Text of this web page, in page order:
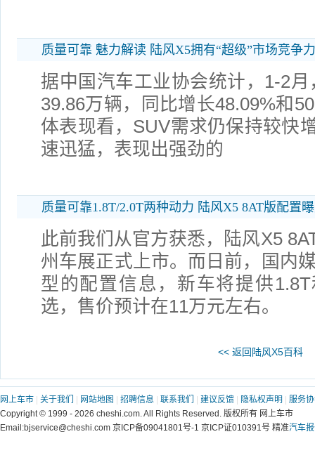
质量可靠 魅力解读 陆风X5拥有“超级”市场竞争力
据中国汽车工业协会统计，1-2
39.86万辆，同比增长48.09%和
体表现看，SUV需求仍保持较快
速迅猛，表现出强劲的
质量可靠1.8T/2.0T两种动力 陆风X5 8AT版配置
此前我们从官方获悉，陆风X5
州车展正式上市。而日前，国内
型的配置信息，新车将提供
选，售价预计在11万元左右。
<< 返回陆风X5百科
网上车市 关于我们 网站地图 招聘信息 联系我们 建议反馈 隐私权声明
服务
Copyright © 1999 - 2026 cheshi.com. All Rights Reserved. 版权所有 网上车市
Email:bjservice@cheshi.com 京ICP备09041801号-1 京ICP证010391号 精准汽车